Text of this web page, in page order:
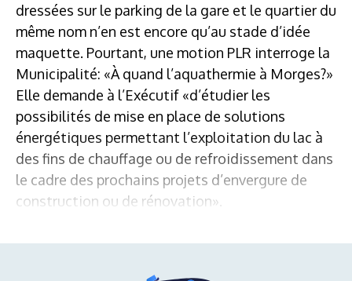
dressées sur le parking de la gare et le quartier du
même nom n’en est encore qu’au stade d’idée
maquette. Pourtant, une motion PLR interroge la
Municipalité: «À quand l’aquathermie à Morges?»
Elle demande à l’Exécutif «d’étudier les
possibilités de mise en place de solutions
énergétiques permettant l’exploitation du lac à
des fins de chauffage ou de refroidissement dans
le cadre des prochains projets d’envergure de
construction ou de rénovation».